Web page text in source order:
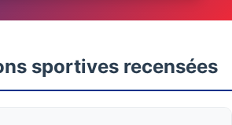
sportives recensées